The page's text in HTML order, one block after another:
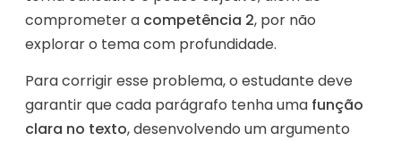
comprometer a competência 2, por não
explorar o tema com profundidade.
Para corrigir esse problema, o estudante deve
garantir que cada parágrafo tenha uma função
clara no texto, desenvolvendo um argumento